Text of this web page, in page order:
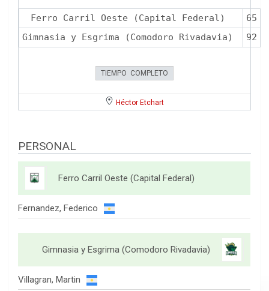
Ferro Carril Oeste (Capital Federal)
65
Gimnasia y Esgrima (Comodoro Rivadavia)
92
TIEMPO COMPLETO
Héctor Etchart
PERSONAL
Ferro Carril Oeste (Capital Federal)
Fernandez, Federico
Gimnasia y Esgrima (Comodoro Rivadavia)
Villagran, Martin